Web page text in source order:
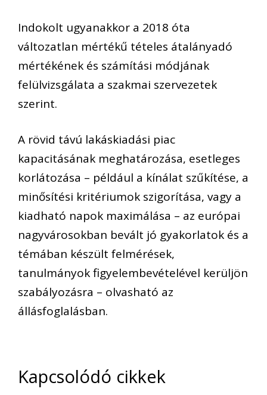
Indokolt ugyanakkor a 2018 óta
változatlan mértékű tételes átalányadó
mértékének és számítási módjának
felülvizsgálata a szakmai szervezetek
szerint.
A rövid távú lakáskiadási piac
kapacitásának meghatározása, esetleges
korlátozása – például a kínálat szűkítése, a
minősítési kritériumok szigorítása, vagy a
kiadható napok maximálása – az európai
nagyvárosokban bevált jó gyakorlatok és a
témában készült felmérések,
tanulmányok figyelembevételével kerüljön
szabályozásra – olvasható az
állásfoglalásban.
Kapcsolódó cikkek